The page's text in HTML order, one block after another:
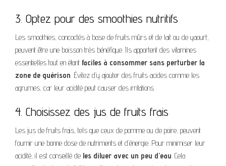
3. Optez pour des smoothies nutritifs
Les smoothies, concoctés à base de fruits mûrs et de lait ou de yaourt,
peuvent être une boisson très bénéfique. Ils apportent des vitamines
essentielles tout en étant faciles à consommer sans perturber la
zone de guérison. Évitez d’y ajouter des fruits acides comme les
agrumes, car leur acidité peut causer des irritations.
4. Choisissez des jus de fruits frais
Les jus de fruits frais, tels que ceux de pomme ou de poire, peuvent
fournir une bonne dose de nutriments et d’énergie. Pour minimiser leur
acidité, il est conseillé de les diluer avec un peu d’eau. Cela